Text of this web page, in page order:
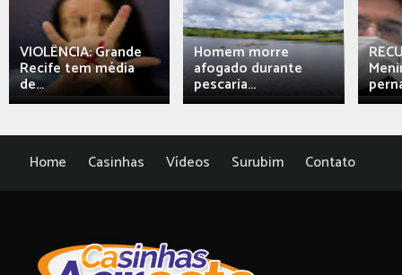
VIOLÊNCIA: Grande
Recife tem média
de...
Homem morre
afogado durante
pescaria...
Home Casinhas Vídeos Surubim Contato